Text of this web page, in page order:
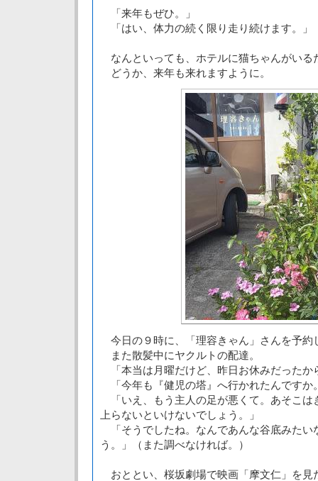
「来年もぜひ。」
「はい、体力の続く限り走り続けます。」
なんといっても、ホテルに猫ちゃんがいる
どうか、来年も来れますように。
今日の９時に、「理容きゃん」さんを予約
また散髪中にヤクルトの配達。
「本当は月曜だけど、昨日お休みだったか
「今年も『健児の塔』へ行かれたんですか
「いえ、もう主人の足が悪くて。あそこは
上らないといけないでしょう。」
「そうでしたね。なんであんな谷底みたい
う。」（また調べなければ。）
おととい、桜坂劇場で映画「摩文仁」を見